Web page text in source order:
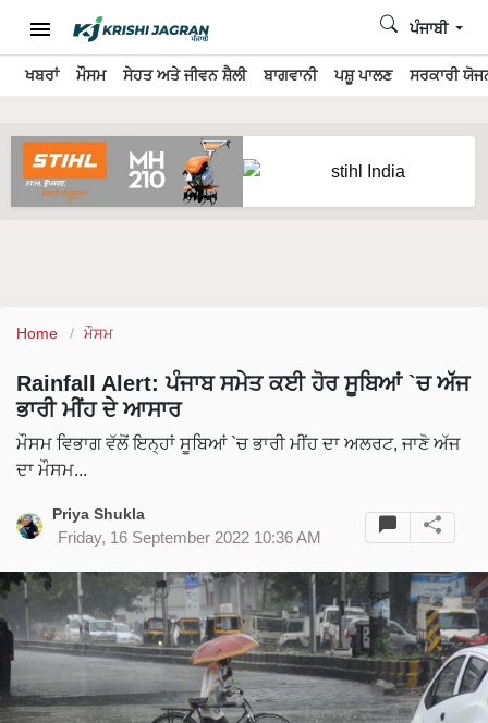
ਖਬਰਾਂ ਮੌਸਮ ਸੇਹਤ ਅਤੇ ਜੀਵਨ ਸ਼ੈਲੀ ਬਾਗਵਾਨੀ ਪਸ਼ੂ ਪਾਲਣ ਸਰਕਾਰੀ
ਪੰਜਾਬੀ
Home ਮੌਸਮ
Rainfall Alert: ਪੰਜਾਬ ਸਮੇਤ ਕਈ ਹੋਰ ਸੂਬਿਆਂ `ਚ ਅੱਜ
ਭਾਰੀ ਮੀਂਹ ਦੇ ਆਸਾਰ
ਮੌਸਮ ਵਿਭਾਗ ਵੱਲੋਂ ਇਨ੍ਹਾਂ ਸੂਬਿਆਂ `ਚ ਭਾਰੀ ਮੀਂਹ ਦਾ ਅਲਰਟ, ਜਾਣੋ ਅੱਜ
ਦਾ ਮੌਸਮ...
Priya Shukla
Friday, 16 September 2022 10:36 AM